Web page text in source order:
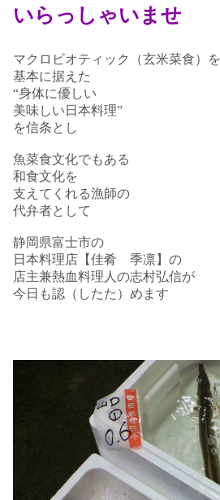
いらっしゃいませ
マクロビオティック（玄米菜食）を
基本に据えた
“身体に優しい
美味しい日本料理”
を信条とし
魚菜食文化でもある
和食文化を
支えてくれる漁師の
代弁者として
静岡県富士市の
日本料理店【佳肴 季凛】の
店主兼熱血料理人の志村弘信が
今日も認（したた）めます